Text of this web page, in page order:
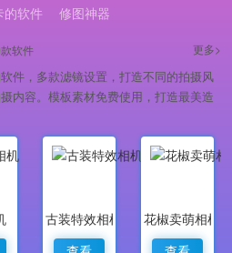
的软件 修图神器
软件 更多>
件，多款滤镜设置，打造不同的拍摄风
内容。模板素材免费使用，打造最美造
古装特效相机
花椒卖萌相机